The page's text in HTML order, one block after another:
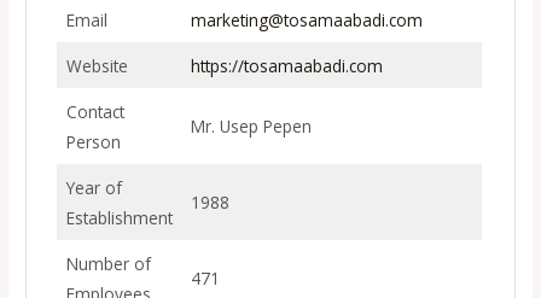
Email
marketing@tosamaabadi.com
Website
https://tosamaabadi.com
Contact
Person
Mr. Usep Pepen
Year of
Establishment
1988
Number of
471